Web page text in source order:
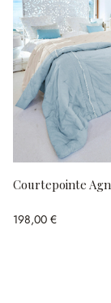
Courtepointe
198,00 €